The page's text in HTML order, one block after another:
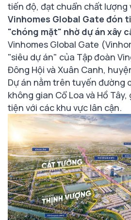
tiến độ, đạt chuẩn chất lượng
Vinhomes Global Gate đón
"chóng mặt" nhờ dự án xây
Vinhomes Global Gate
"siêu dự án" của Tập đoàn
Đông Hội và Xuân Canh,
Dự án nằm trên tuyến đường
không gian Cổ Loa và Hồ
tiện với các khu vực lân cận.